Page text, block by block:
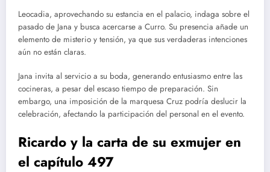
Leocadia, aprovechando su estancia en el palacio, indaga sobre el
pasado de Jana y busca acercarse a Curro. Su presencia añade un
elemento de misterio y tensión, ya que sus verdaderas intenciones
aún no están claras.
Jana invita al servicio a su boda, generando entusiasmo entre las
cocineras, a pesar del escaso tiempo de preparación. Sin
embargo, una imposición de la marquesa Cruz podría deslucir la
celebración, afectando la participación del personal en el evento.
Ricardo y la carta de su exmujer en
el capítulo 497